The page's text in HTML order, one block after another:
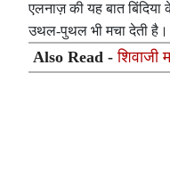
एलनाज़ की यह बात
उथल-पुथल भी मचा देती है।
Also Read -शिवाजी